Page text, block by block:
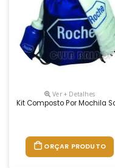
Ver + Detalhes
Kit Composto Por Mochila
ORÇAR PRODUTO